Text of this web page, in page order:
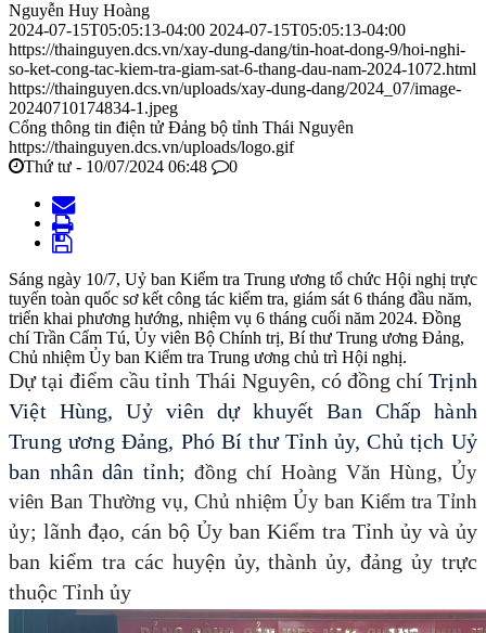
Nguyễn Huy Hoàng
2024-07-15T05:05:13-04:00 2024-07-15T05:05:13-04:00
https://thainguyen.dcs.vn/xay-dung-dang/tin-hoat-dong-9/hoi-nghi-
so-ket-cong-tac-kiem-tra-giam-sat-6-thang-dau-nam-2024-1072.html
https://thainguyen.dcs.vn/uploads/xay-dung-dang/2024_07/image-
20240710174834-1.jpeg
Cổng thông tin điện tử Đảng bộ tỉnh Thái Nguyên
https://thainguyen.dcs.vn/uploads/logo.gif
Thứ tư - 10/07/2024 06:48
0
Sáng ngày 10/7, Uỷ ban Kiểm tra Trung ương tổ chức Hội nghị trực
tuyến toàn quốc sơ kết công tác kiểm tra, giám sát 6 tháng đầu năm,
triển khai phương hướng, nhiệm vụ 6 tháng cuối năm 2024. Đồng
chí Trần Cẩm Tú, Ủy viên Bộ Chính trị, Bí thư Trung ương Đảng,
Chủ nhiệm Ủy ban Kiểm tra Trung ương chủ trì Hội nghị.
Dự tại điểm cầu tỉnh Thái Nguyên, có đồng chí Trịnh
Việt Hùng, Uỷ viên dự khuyết Ban Chấp hành
Trung ương Đảng, Phó Bí thư Tỉnh ủy, Chủ tịch Uỷ
ban nhân dân tỉnh;đồng chí Hoàng Văn Hùng, Ủy
viên Ban Thường vụ, Chủ nhiệm Ủy ban Kiểm tra Tỉnh
ủy; lãnh đạo, cán bộ Ủy ban Kiểm tra Tỉnh ủy và ủy
ban kiểm tra các huyện ủy, thành ủy, đảng ủy trực
thuộc Tỉnh ủy